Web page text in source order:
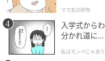
印象でした。飲む前は『
ら豚骨いけるかな？』と
が、心配無用でした！」
ママ友の財布
入学式から
分かれ道に…
私はモンペじゃあ